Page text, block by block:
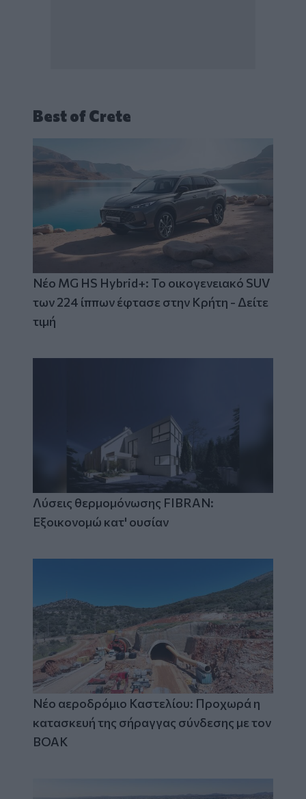
Best of Crete
Νέο MG HS Hybrid+: Το οικογενειακό SUV
των 224 ίππων έφτασε στην Κρήτη - Δείτε
τιμή
Λύσεις θερμομόνωσης FIBRAN:
Εξοικονομώ κατ' ουσίαν
Νέο αεροδρόμιο Καστελίου: Προχωρά η
κατασκευή της σήραγγας σύνδεσης με τον
ΒΟΑΚ